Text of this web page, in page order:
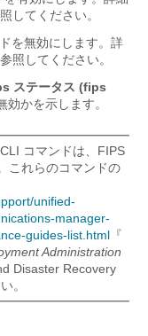
してください。
を無効にします。詳
照してください。
ステータス (fips
かを示します。
コマンドは、FIPS
これらのコマンドの
unified-
manager-
guides-list.html 『
Administration
Disaster Recovery
。